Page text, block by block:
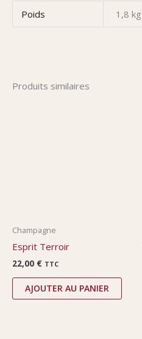
Poids 1,8 kg
Produits similaires
Champagne
Esprit Terroir
22,00 € TTC
AJOUTER AU PANIER